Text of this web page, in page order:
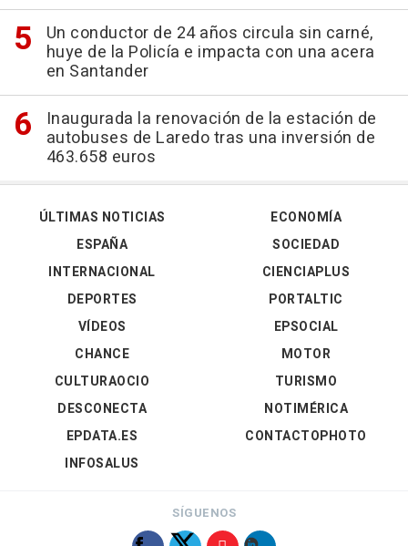
Un conductor de 24 años circula sin carné,
huye de la Policía e impacta con una acera
en Santander
Inaugurada la renovación de la estación de
autobuses de Laredo tras una inversión de
463.658 euros
ÚLTIMAS NOTICIAS
ESPAÑA
INTERNACIONAL
DEPORTES
VÍDEOS
ECONOMÍA
SOCIEDAD
CIENCIAPLUS
PORTALTIC
EPSOCIAL
CHANCE
CULTURAOCIO
DESCONECTA
EPDATA.ES
INFOSALUS
MOTOR
TURISMO
NOTIMÉRICA
CONTACTOPHOTO
SÍGUENOS